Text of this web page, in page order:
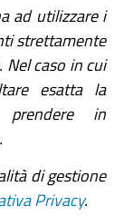
ad utilizzare i
strettamente
Nel caso in cui
esatta la
in
di gestione
Privacy.